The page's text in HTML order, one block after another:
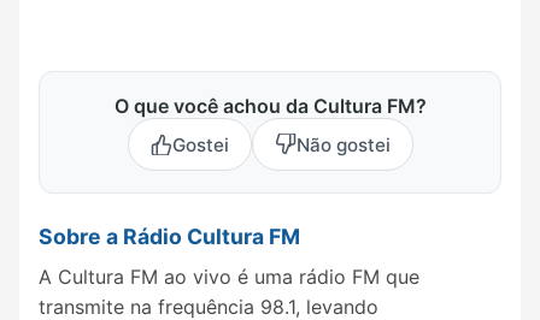
O que você achou da Cultura FM?
Gostei Não gostei
Sobre a Rádio Cultura FM
A Cultura FM ao vivo é uma rádio FM que
transmite na frequência 98.1, levando